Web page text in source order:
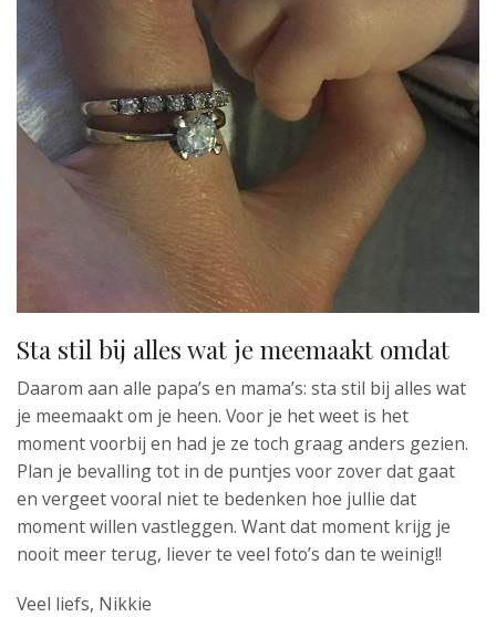
Sta stil bij alles wat je meemaakt omdat
Daarom aan alle papa’s en mama’s: sta stil bij alles wat
je meemaakt om je heen. Voor je het weet is het
moment voorbij en had je ze toch graag anders gezien.
Plan je bevalling tot in de puntjes voor zover dat gaat
en vergeet vooral niet te bedenken hoe jullie dat
moment willen vastleggen. Want dat moment krijg je
nooit meer terug, liever te veel foto’s dan te weinig!!
Veel liefs, Nikkie